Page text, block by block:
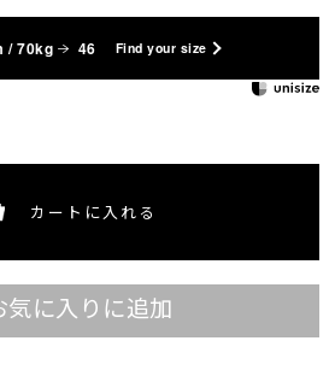
/ 70kg 46 Find your size
カートに入れる
気に入りに追加